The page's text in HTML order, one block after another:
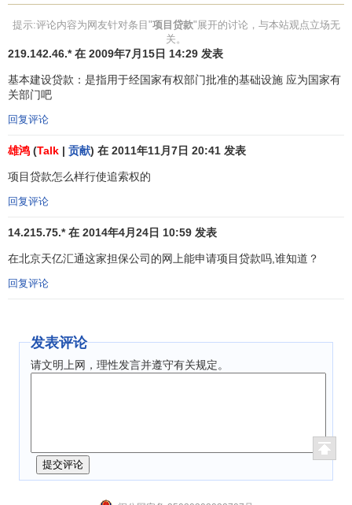
1. 恪守信用，有按期还本付息的能力，原应付贷款利息
2. 除自然人外，应当经工商行政管理机关（主管机关）
办理年检手续；
3. 已经开立基本账户或一般存款账户；
4. 除国务院规定外， 有限责任公司 和股份有限公司
股本权益性投资累计额不超过
5.资产负债率
6. 申请中长期贷款 的、 新建项目的
与所需总投资的比例不低于国家规定的投资项目的资本金比
例。
案例一：××分行冶炼公司项目贷款营销案例
入点，通过优势产品和优质服务，实现本外币一体化综合营
销。内容简介：某冶炼集团股份有限公司(以下简称Z公司)是
提示:评论内容为网友针对条目"项目贷款"展开的讨论，与本站观点立场无
关。
219.142.46.* 在 2009年7月15日 14:29 发表
基本建设贷款：是指用于经国家有权部门批准的基础设施 应为国家有
关部门吧
回复评论
雄鸿 (Talk | 贡献) 在 2011年11月7日 20:41 发表
项目贷款怎么样行使追索权的
回复评论
14.215.75.* 在 2014年4月24日 10:59 发表
在北京天亿汇通这家担保公司的网上能申请项目贷款吗,谁知道？
回复评论
发表评论
请文明上网，理性发言并遵守有关规定。